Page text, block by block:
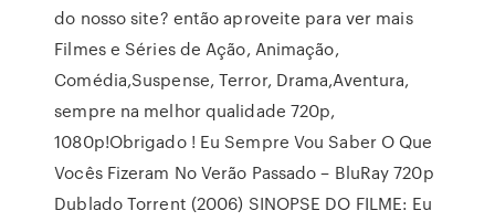
do nosso site? então aproveite para ver mais
Filmes e Séries de Ação, Animação,
Comédia,Suspense, Terror, Drama,Aventura,
sempre na melhor qualidade 720p,
1080p!Obrigado ! Eu Sempre Vou Saber O Que
Vocês Fizeram No Verão Passado – BluRay 720p
Dublado Torrent (2006) SINOPSE DO FILME: Eu